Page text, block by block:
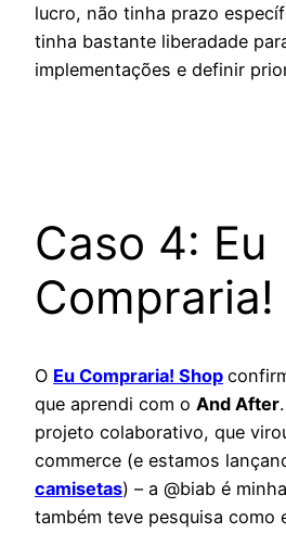
lucro, não tinha prazo
tinha bastante liberadade
implementações e definir
Caso 4: Eu
Compraria!
O Eu Compraria! Shop
que aprendi com o And After
projeto colaborativo, que
commerce (e estamos
camisetas) – a @biab é
também teve pesquisa como